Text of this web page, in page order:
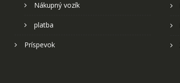
Nákupný vozík
platba
Príspevok